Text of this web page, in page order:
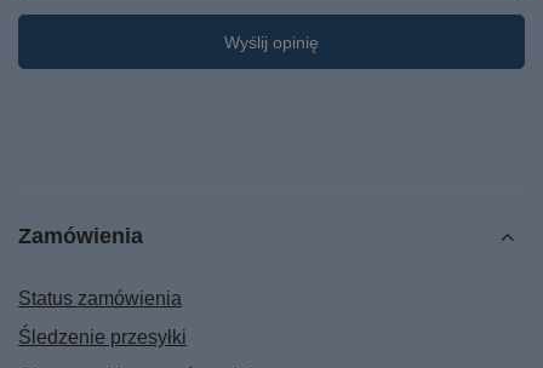
Wyślij opinię
Zamówienia
Status zamówienia
Śledzenie przesyłki